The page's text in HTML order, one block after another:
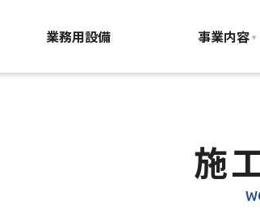
業務用設備 事業内容
施